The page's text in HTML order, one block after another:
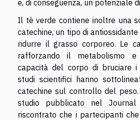
e, di conseguenza, un potenziale
Il tè verde contiene inoltre una
catechine, un tipo di
ridurre il grasso corporeo. Le
rafforzando il metabolismo e
capacità del corpo di bruciare i
studi scientifici hanno
catechine sul controllo del peso.
studio pubblicato nel
riscontrato che i partecipanti